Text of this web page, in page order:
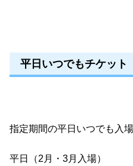
平日いつでもチケット
指定期間の平日いつでも入
平日（2月・3月入場）